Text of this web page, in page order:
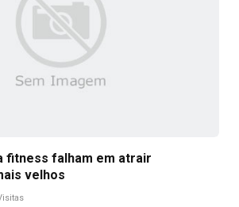
fitness falham em atrair
velhos